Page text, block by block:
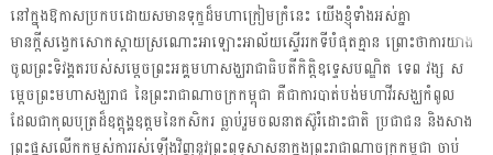
នៅក្នុងឱកាសប្រកបដោយសមានទុក្ខដ៏មហាក្រៀមក្រំនេះ យើងខ្ញុំទាំងអស់គ្នា
មានក្តីសង្វេកសោកស្ដាយស្រណោះអាឡោះអាល័យស្ទើររកទីបំផុតគ្មាន ព្រោះថាការយាង
ចូលព្រះទិវង្គតរបស់សម្តេចព្រះអគ្គមហាសង្ឃរាជាធិបតីកិត្តិឧទ្ទេសបណ្ឌិត ទេព វង្ស ស
ម្តេចព្រះមហាសង្ឃរាជ នៃព្រះរាជាណាចក្រកម្ពុជា គឺជាការបាត់បង់មហាវីរសង្ឃកំពូល
ដែលជាកុលបុត្រដ៏ឧត្ដុង្គឧត្តមនៃកសិករ ធ្លាប់រួមចលនាតស៊ូរំដោះជាតិ ប្រជាជន និងសាង
ព្រះផ្នួសលើកកម្ពស់ការរស់ឡើងវិញនូវព្រះពុទ្ធសាសនាក្នុងព្រះរាជាណាចក្រកម្ពុជា ចាប់